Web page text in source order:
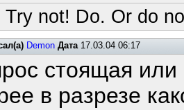
Try not! Do. Or do
Demon Дата17.03.04 06:17
стоящая или
в разрезе